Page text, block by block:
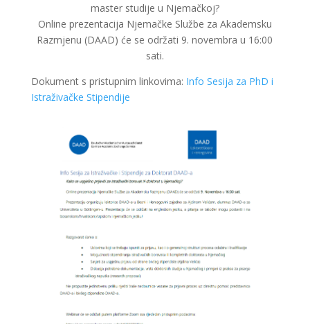
master studije u Njemačkoj?
Online prezentacija Njemačke Službe za Akademsku
Razmjenu (DAAD) će se održati 9. novembra u 16:00
sati.
Dokument s pristupnim linkovima: Info Sesija za PhD i
Istraživačke Stipendije